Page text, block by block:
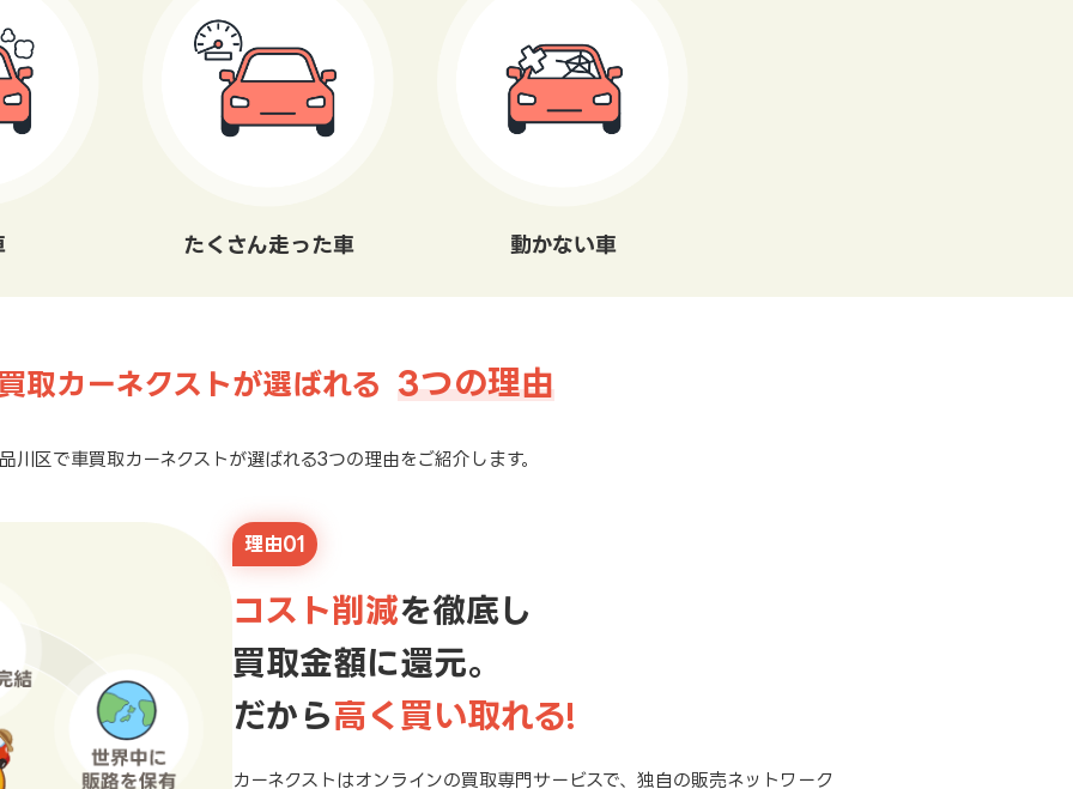
たくさん走った車 動かない車
取カーネクストが選ばれる 3つの理由
川区で車買取カーネクストが選ばれる3つの理由をご紹介します。
理由01
コスト削減を徹底し
買取金額に還元。
だから高く買い取れる!
カーネクストはオンラインの買取専門サービスで、独自の販売ネットワーク